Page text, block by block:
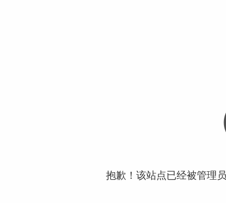
抱歉！该站点已经被管理